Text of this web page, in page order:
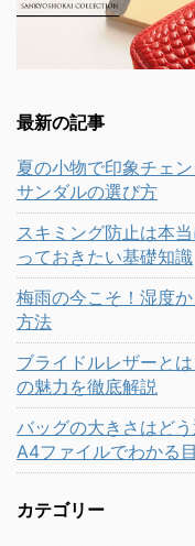
最新の記事
夏の小物で印象チェ
サンダルの選び方
スキミング防止は本
っておきたい基礎知識
梅雨の今こそ！湿度
方法
ブライドルレザーと
の魅力を徹底解説
バッグの大きさはど
A4ファイルでわかる
カテゴリー